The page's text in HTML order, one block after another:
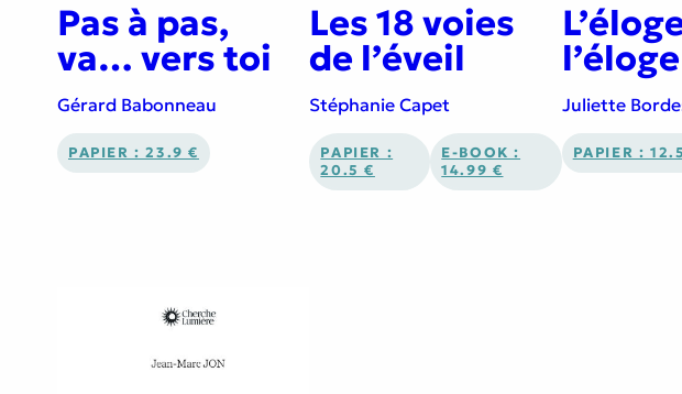
Pas à pas,
va… vers toi
Gérard Babonneau
PAPIER : 23.9 €
Les 18 voies
de l’éveil
Stéphanie Capet
PAPIER :
20.5 €
E-BOOK :
14.99 €
l’éloge
Juliette
PAPIER :